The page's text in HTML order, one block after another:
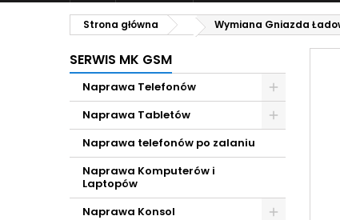
Strona główna Wymiana Gniazda
SERWIS MK GSM
Naprawa Telefonów
Naprawa Tabletów
Naprawa telefonów po zalaniu
Naprawa Komputerów i
Laptopów
Naprawa Konsol